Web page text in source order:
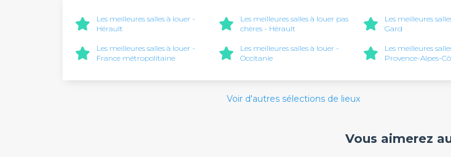
Les meilleures salles à louer -
Hérault
Les meilleures salles à louer pas
chères - Hérault
Les meilleures
Gard
Les meilleures salles à louer -
France métropolitaine
Les meilleures salles à louer -
Occitanie
Les meilleures
Provence-Alpes-
Voir d'autres sélections de lieux
Vous aimerez